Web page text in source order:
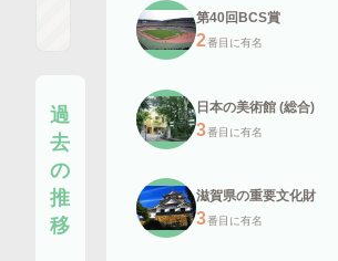
過
去
の
推
移
第40回BCS賞
2番目に有名
日本の美術館 (総合)
3番目に有名
滋賀県の重要文化財
3番目に有名